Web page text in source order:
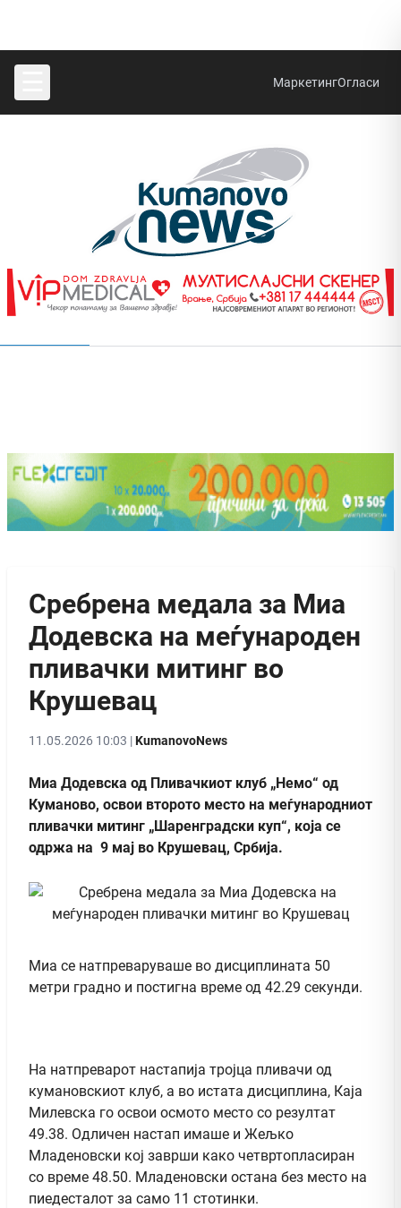
МаркетингОгласи
Сребрена медала за Миа
Додевска на меѓународен
пливачки митинг во
Крушевац
11.05.2026 10:03 |KumanovoNews
Миа Додевска од Пливачкиот клуб „Немо“ од
Куманово, освои второто место на меѓународниот
пливачки митинг „Шаренградски куп“, која се
одржа на 9 мај во Крушевац, Србија.
Миа се натпреваруваше во дисциплината 50
метри градно и постигна време од 42.29 секунди.
На натпреварот настапија тројца пливачи од
кумановскиот клуб, а во истата дисциплина, Каја
Милевска го освои осмото место со резултат
49.38. Одличен настап имаше и Жељко
Младеновски кој заврши како четвртопласиран
со време 48.50. Младеновски остана без место на
пиедесталот за само 11 стотинки.